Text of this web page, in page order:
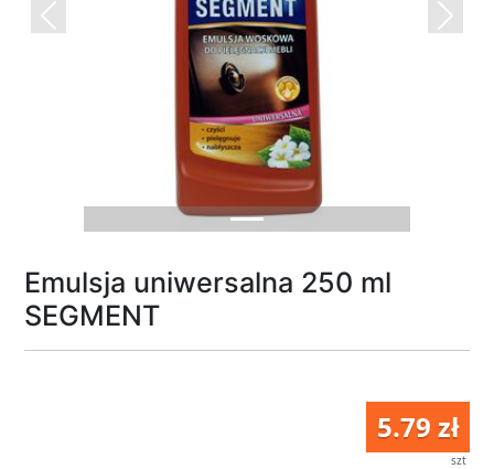
Previous Next
Emulsja uniwersalna 250 ml
SEGMENT
5.79 zł
szt